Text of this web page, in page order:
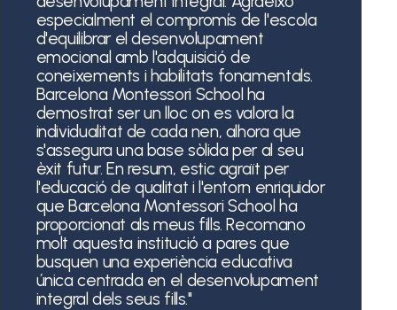
especialment el compromís de l'escola
d'equilibrar el desenvolupament
emocional amb l'adquisició de
coneixements i habilitats fonamentals.
Barcelona Montessori School ha
demostrat ser un lloc on es valora la
individualitat de cada nen, alhora que
s'assegura una base sòlida per al seu
èxit futur. En resum, estic agraït per
l'educació de qualitat i l'entorn enriquidor
que Barcelona Montessori School ha
proporcionat als meus fills. Recomano
molt aquesta institució a pares que
busquen una experiència educativa
única centrada en el desenvolupament
integral dels seus fills."